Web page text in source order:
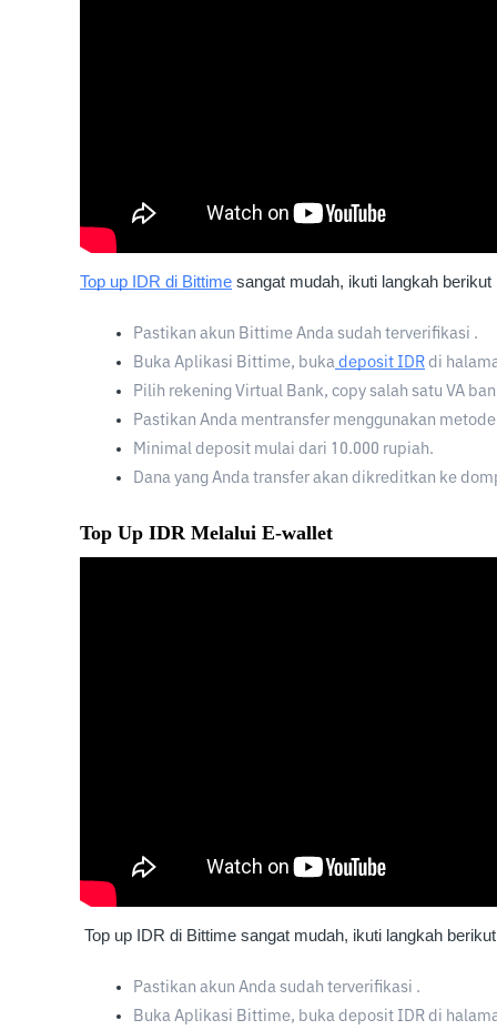
Top up IDR di Bittime sangat mudah, ikuti langkah berikut
Pastikan akun Bittime Anda sudah terverifikasi .
Buka Aplikasi Bittime, buka deposit IDR di
Pilih rekening Virtual Bank, copy salah satu VA
Pastikan Anda mentransfer menggunakan
Minimal deposit mulai dari 10.000 rupiah.
Dana yang Anda transfer akan dikreditkan ke
Top Up IDR Melalui E-wallet
Top up IDR di Bittime sangat mudah, ikuti langkah
Pastikan akun Anda sudah terverifikasi .
Buka Aplikasi Bittime, buka deposit IDR di